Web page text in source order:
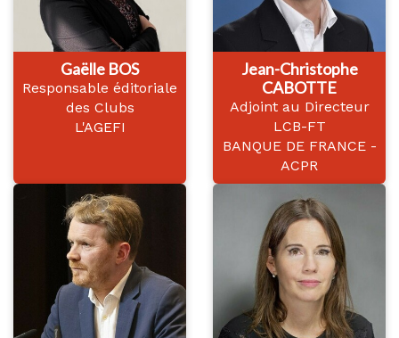
Gaëlle BOS
Responsable éditoriale
des Clubs
L'AGEFI
Jean-Christophe
CABOTTE
Adjoint au Directeur
LCB-FT
BANQUE DE FRANCE -
ACPR